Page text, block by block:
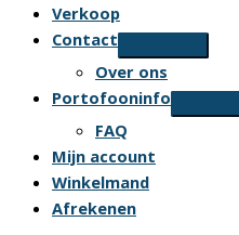
Verkoop
Contact
Over ons
Portofooninfo
FAQ
Mijn account
Winkelmand
Afrekenen